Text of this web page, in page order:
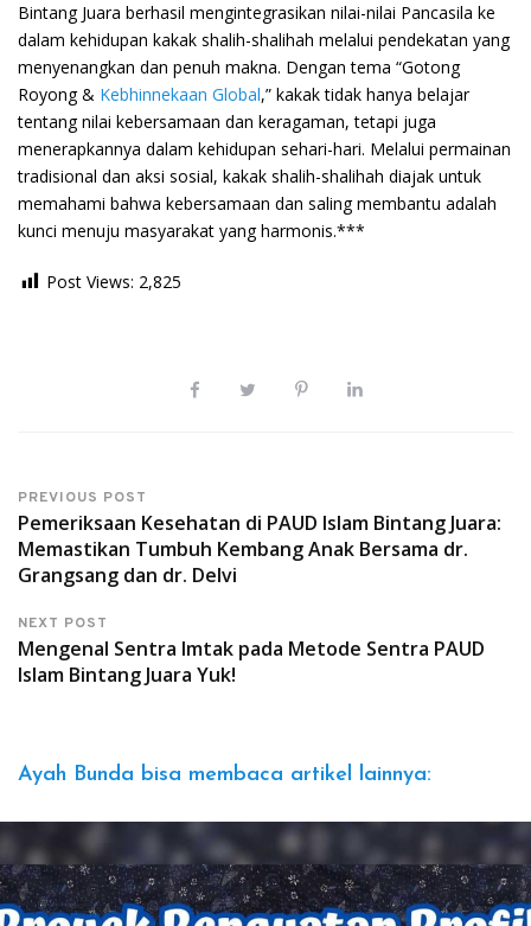
Bintang Juara berhasil mengintegrasikan nilai-nilai Pancasila ke
dalam kehidupan kakak shalih-shalihah melalui pendekatan yang
menyenangkan dan penuh makna. Dengan tema “Gotong
Royong & Kebhinnekaan Global,” kakak tidak hanya belajar
tentang nilai kebersamaan dan keragaman, tetapi juga
menerapkannya dalam kehidupan sehari-hari. Melalui permainan
tradisional dan aksi sosial, kakak shalih-shalihah diajak untuk
memahami bahwa kebersamaan dan saling membantu adalah
kunci menuju masyarakat yang harmonis.***
Post Views: 2,825
PREVIOUS POST
Pemeriksaan Kesehatan di PAUD Islam Bintang Juara:
Memastikan Tumbuh Kembang Anak Bersama dr.
Grangsang dan dr. Delvi
NEXT POST
Mengenal Sentra Imtak pada Metode Sentra PAUD
Islam Bintang Juara Yuk!
Ayah Bunda bisa membaca artikel lainnya: